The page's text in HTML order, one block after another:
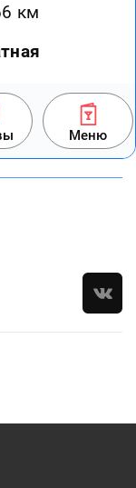
км
Меню